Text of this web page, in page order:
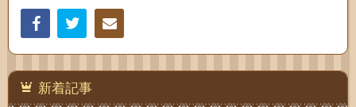
Facebook
連絡
新着記事